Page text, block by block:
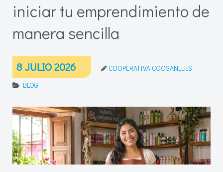
iniciar tu emprendimiento de
manera sencilla
8 JULIO 2026
COOPERATIVA COOSANLUIS
BLOG